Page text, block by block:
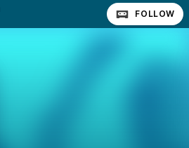
FOLLOW